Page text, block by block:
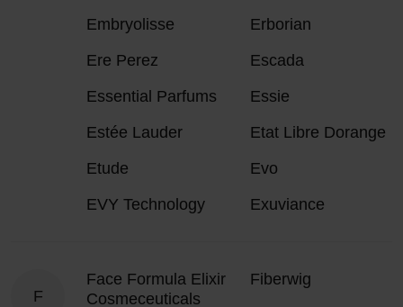
Embryolisse
Erborian
Ere Perez
Escada
Essential Parfums
Essie
Estée Lauder
Etat Libre Dorange
Etude
Evo
EVY Technology
Exuviance
F
Face Formula Elixir
Cosmeceuticals
Fiberwig